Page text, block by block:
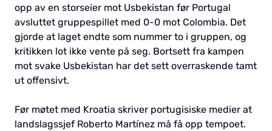
opp av en storseier mot Usbekistan før Portugal
avsluttet gruppespillet med 0-0 mot Colombia. Det
gjorde at laget endte som nummer to i gruppen, og
kritikken lot ikke vente på seg. Bortsett fra kampen
mot svake Usbekistan har det sett overraskende tamt
ut offensivt.
Før møtet med Kroatia skriver portugisiske medier at
landslagssjef Roberto Martínez må få opp tempoet.